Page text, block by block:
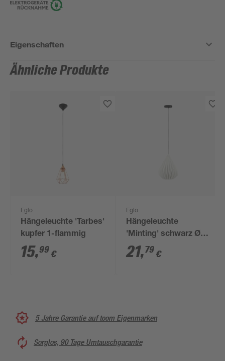
Eigenschaften
Ähnliche Produkte
Eglo
Hängeleuchte 'Tarbes'
kupfer 1-flammig
15,99 €
Eglo
Hängeleuchte
'Minting' schwarz Ø
31 x 110 cm
21,79 €
5 Jahre Garantie auf toom Eigenmarken
Sorglos, 90 Tage Umtauschgarantie